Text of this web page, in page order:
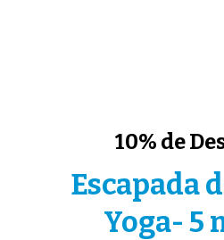
10% de
Escapada
Yoga- 5